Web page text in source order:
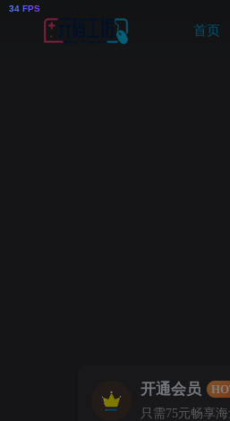
首页
开通会员
只需75元畅享
本站会员账号禁止
本站资源仅供本地单